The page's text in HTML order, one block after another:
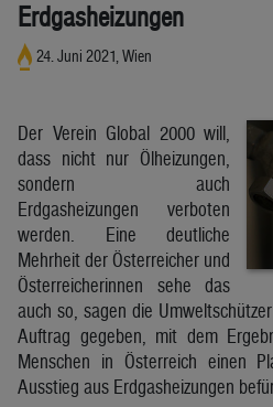
Erdgasheizungen
24. Juni 2021, Wien
Der Verein Global 2000 will,
dass nicht nur Ölheizungen,
sondern auch
Erdgasheizungen verboten
werden. Eine deutliche
Mehrheit der Österreicher und
Österreicherinnen sehe das
auch so, sagen die
Auftrag gegeben, mit dem
Menschen in Österreich einen
Ausstieg aus Erdgasheizungen